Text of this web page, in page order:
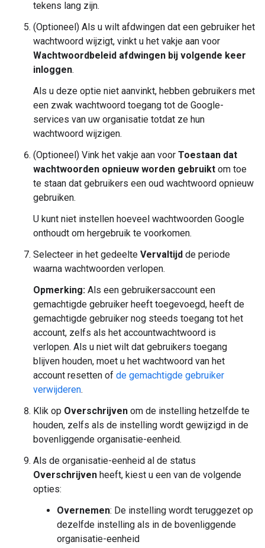
tekens lang zijn.
(Optioneel) Als u wilt afdwingen dat een gebruiker het
wachtwoord wijzigt, vinkt u het vakje aan voor
Wachtwoordbeleid afdwingen bij volgende keer
inloggen.
Als u deze optie niet aanvinkt, hebben gebruikers met
een zwak wachtwoord toegang tot de Google-
services van uw organisatie totdat ze hun
wachtwoord wijzigen.
(Optioneel) Vink het vakje aan voor Toestaan dat
wachtwoorden opnieuw worden gebruikt om toe
te staan dat gebruikers een oud wachtwoord opnieuw
gebruiken.
U kunt niet instellen hoeveel wachtwoorden Google
onthoudt om hergebruik te voorkomen.
Selecteer in het gedeelte Vervaltijd de periode
waarna wachtwoorden verlopen.
Opmerking: Als een gebruikersaccount een
gemachtigde gebruiker heeft toegevoegd, heeft de
gemachtigde gebruiker nog steeds toegang tot het
account, zelfs als het accountwachtwoord is
verlopen. Als u niet wilt dat gebruikers toegang
blijven houden, moet u het wachtwoord van het
account resetten of de gemachtigde gebruiker
verwijderen.
Klik op Overschrijven om de instelling hetzelfde te
houden, zelfs als de instelling wordt gewijzigd in de
bovenliggende organisatie-eenheid.
Als de organisatie-eenheid al de status
Overschrijven heeft, kiest u een van de volgende
opties:
Overnemen: De instelling wordt teruggezet op
dezelfde instelling als in de bovenliggende
organisatie-eenheid